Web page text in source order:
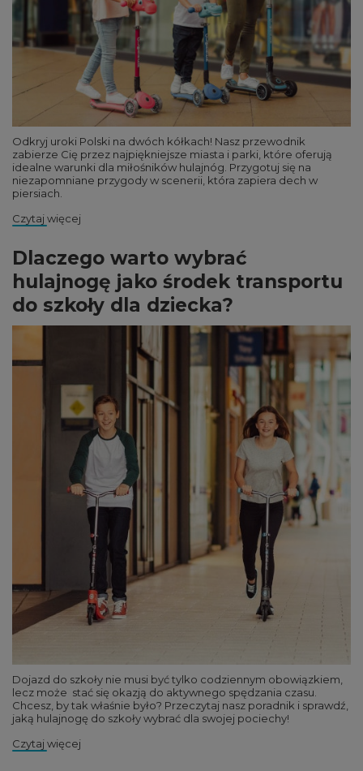
Odkryj uroki Polski na dwóch kółkach! Nasz przewodnik
zabierze Cię przez najpiękniejsze miasta i parki, które oferują
idealne warunki dla miłośników hulajnóg. Przygotuj się na
niezapomniane przygody w scenerii, która zapiera dech w
piersiach.
Czytaj więcej
Dlaczego warto wybrać
hulajnogę jako środek transportu
do szkoły dla dziecka?
Dojazd do szkoły nie musi być tylko codziennym obowiązkiem,
lecz może stać się okazją do aktywnego spędzania czasu.
Chcesz, by tak właśnie było? Przeczytaj nasz poradnik i sprawdź,
jaką hulajnogę do szkoły wybrać dla swojej pociechy!
Czytaj więcej